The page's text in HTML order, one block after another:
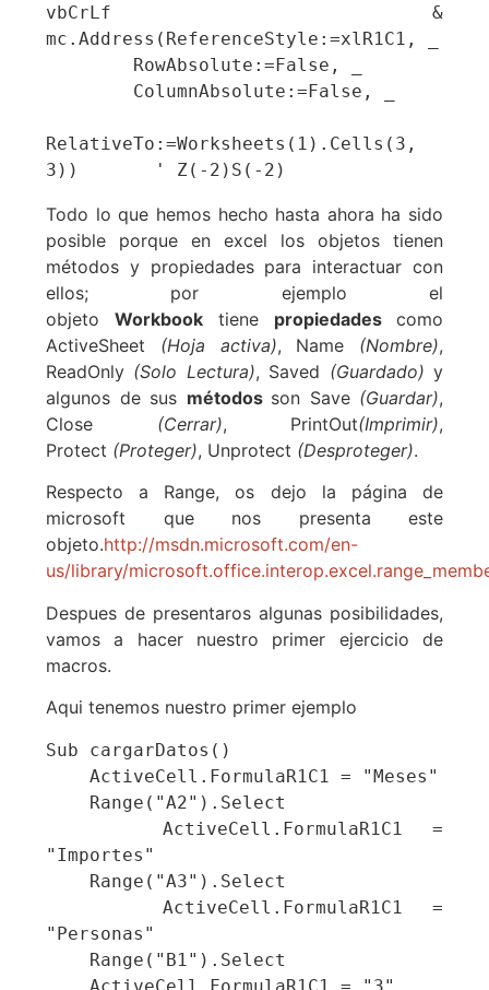
vbCrLf &
mc.Address(ReferenceStyle:=xlR1C1, _
RelativeTo:=Worksheets(1).Cells(3,
3))       ' Z(-2)S(-2)
Todo lo que hemos hecho hasta ahora ha sido
posible porque en excel los objetos tienen
métodos y propiedades para interactuar con
ellos; por ejemplo el
objetoWorkbook tiene propiedades como
ActiveSheet (Hoja activa), Name (Nombre),
ReadOnly (Solo Lectura), Saved (Guardado) y
algunos de sus métodos son Save (Guardar),
Close (Cerrar), PrintOut(Imprimir),
Protect (Proteger), Unprotect (Desproteger).
Respecto a Range, os dejo la página de
microsoft que nos presenta este
objeto.http://msdn.microsoft.com/en-
us/library/
Despues de presentaros algunas posibilidades,
vamos a hacer nuestro primer ejercicio de
macros.
Aqui tenemos nuestro primer ejemplo
Sub cargarDatos()
    ActiveCell.FormulaR1C1 =
"Importes"
    ActiveCell.FormulaR1C1 =
"Personas"